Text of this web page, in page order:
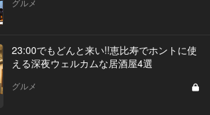
グルメ
23:00でもどんと来い!!恵比寿でホントに使
える深夜ウェルカムな居酒屋4選
グルメ